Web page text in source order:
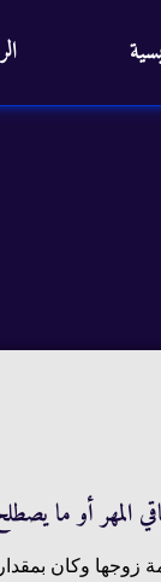
المهر أو ما
زوجها وكان